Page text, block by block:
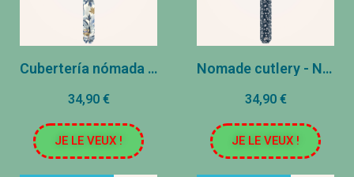
Cubertería nómada - Ramo persa
34,90 €
JE LE VEUX !
Nomade cutlery - Noche jardín
34,90 €
JE LE VEUX !